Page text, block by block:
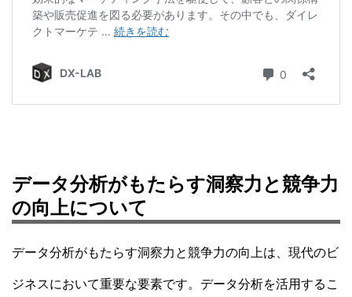
データ分析がもたらす洞察力と競争力
の向上について
データ分析がもたらす洞察力と競争力の向上は、現代のビ
ジネスにおいて重要な要素です。データ分析を活用するこ